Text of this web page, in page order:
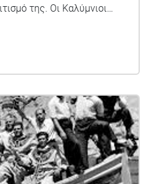
της. Οι Καλύμνιοι
επικίνδυνη αλίευση,
η τσιμούχα και η μελάθη,
κινδύνους, καθώς η
συχνά τη νόσο των
σωστής αποσυμπίεσης,
υγείας ή και